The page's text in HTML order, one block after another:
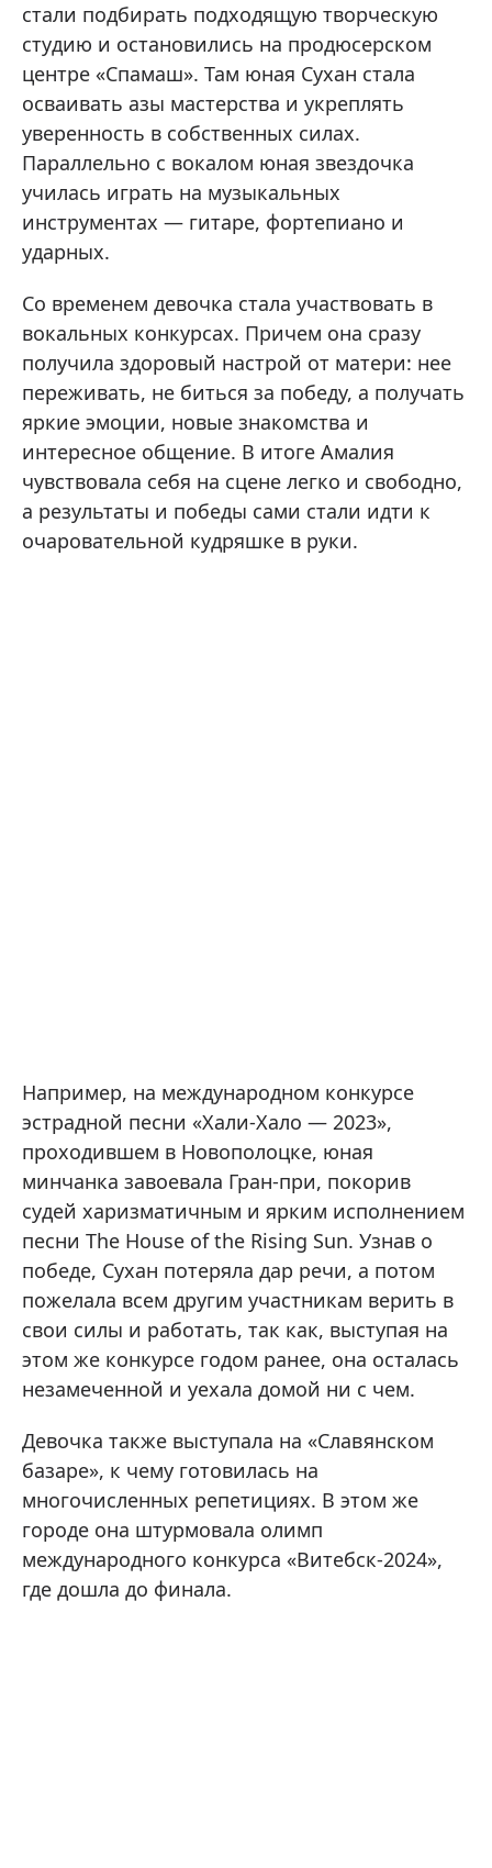
стали подбирать подходящую творческую
студию и остановились на продюсерском
центре «Спамаш». Там юная Сухан стала
осваивать азы мастерства и укреплять
уверенность в собственных силах.
Параллельно с вокалом юная звездочка
училась играть на музыкальных
инструментах — гитаре, фортепиано и
ударных.
Со временем девочка стала участвовать в
вокальных конкурсах. Причем она сразу
получила здоровый настрой от матери: нее
переживать, не биться за победу, а получать
яркие эмоции, новые знакомства и
интересное общение. В итоге Амалия
чувствовала себя на сцене легко и свободно,
а результаты и победы сами стали идти к
очаровательной кудряшке в руки.
Например, на международном конкурсе
эстрадной песни «Хали-Хало — 2023»,
проходившем в Новополоцке, юная
минчанка завоевала Гран-при, покорив
судей харизматичным и ярким исполнением
песни The House of the Rising Sun. Узнав о
победе, Сухан потеряла дар речи, а потом
пожелала всем другим участникам верить в
свои силы и работать, так как, выступая на
этом же конкурсе годом ранее, она осталась
незамеченной и уехала домой ни с чем.
Девочка также выступала на «Славянском
базаре», к чему готовилась на
многочисленных репетициях. В этом же
городе она штурмовала олимп
международного конкурса «Витебск-2024»,
где дошла до финала.